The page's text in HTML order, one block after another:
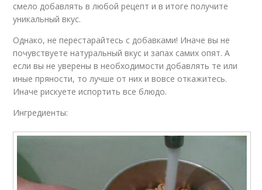
смело добавлять в любой рецепт и в итоге получите
уникальный вкус.
Однако, не перестарайтесь с добавками! Иначе вы не
почувствуете натуральный вкус и запах самих опят. А
если вы не уверены в необходимости добавлять те или
иные пряности, то лучше от них и вовсе откажитесь.
Иначе рискуете испортить все блюдо.
Ингредиенты: